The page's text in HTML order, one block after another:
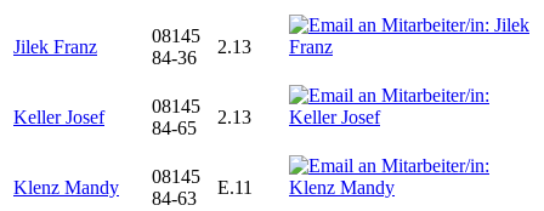
Jilek Franz
08145
84-36
2.13
Keller Josef
08145
84-65
2.13
Klenz Mandy
08145
84-63
E.11